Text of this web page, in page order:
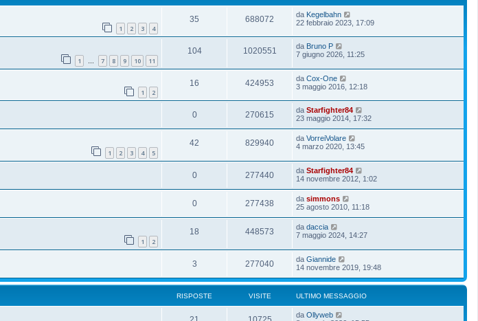
1 2 3 4
35 688072 da Kegelbahn
22 febbraio 2023, 17:09
1 … 7 8 9 10 11
104 1020551 da Bruno P
7 giugno 2026, 11:25
1 2
16 424953 da Cox-One
3 maggio 2016, 12:18
0 270615 da Starfighter84
23 maggio 2014, 17:32
1 2 3 4 5
42 829940 da VorreiVolare
4 marzo 2020, 13:45
0 277440 da Starfighter84
14 novembre 2012, 1:02
0 277438 da simmons
25 agosto 2010, 11:18
1 2
18 448573 da daccia
7 maggio 2024, 14:27
3 277040 da Giannide
14 novembre 2019, 19:48
RISPOSTE VISITE ULTIMO MESSAGGIO
da Ollyweb